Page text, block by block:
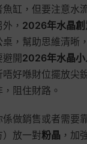
缸，但要注意水
， 2026年水晶創
，幫助思維清晰
開2026年水晶小
好喺財位擺放尖
阻住財路。
係做銷售或者需要
）放一對粉晶 ，加